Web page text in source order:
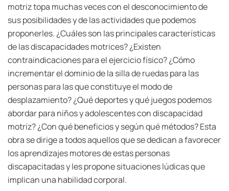
motriz topa muchas veces con el desconocimiento de
sus posibilidades y de las actividades que podemos
proponerles. ¿Cuáles son las principales características
de las discapacidades motrices? ¿Existen
contraindicaciones para el ejercicio físico? ¿Cómo
incrementar el dominio de la silla de ruedas para las
personas para las que constituye el modo de
desplazamiento? ¿Qué deportes y qué juegos podemos
abordar para niños y adolescentes con discapacidad
motriz? ¿Con qué beneficios y según qué métodos? Esta
obra se dirige a todos aquellos que se dedican a favorecer
los aprendizajes motores de estas personas
discapacitadas y les propone situaciones lúdicas que
implican una habilidad corporal.